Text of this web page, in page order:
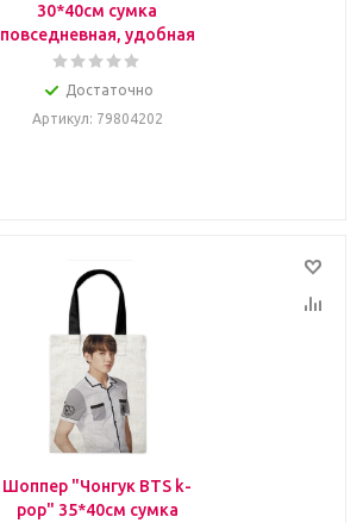
30*40см сумка
повседневная, удобная
Достаточно
Артикул: 79804202
Шоппер "Чонгук BTS k-
pop" 35*40см сумка